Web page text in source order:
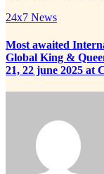
24x7 News
Most awaited
Global King &
21, 22 june 2025 at